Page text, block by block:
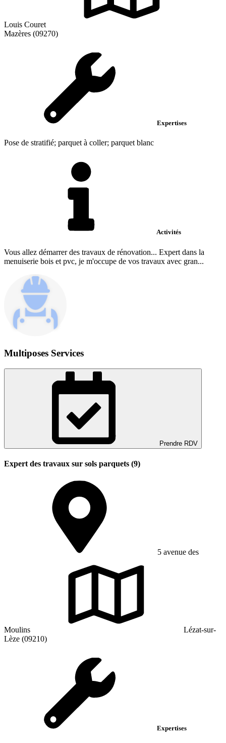
Louis Couret
Mazères (09270)
Expertises
Pose de stratifié; parquet à coller; parquet blanc
Activités
Vous allez démarrer des travaux de rénovation... Expert dans la
menuiserie bois et pvc, je m'occupe de vos travaux avec gran...
Multiposes Services
Prendre RDV
Expert des travaux sur sols parquets (9)
5 avenue des
Moulins
Lézat-sur-
Lèze (09210)
Expertises